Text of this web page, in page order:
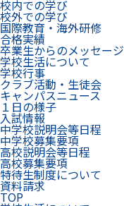
校内での学び
校外での学び
国際教育・海外研修
合格実績
卒業生からのメッセージ
学校生活について
学校行事
クラブ活動・生徒会
キャンパスニュース
１日の様子
入試情報
中学校説明会等日程
中学校募集要項
高校説明会等日程
高校募集要項
特待生制度について
資料請求
TOP